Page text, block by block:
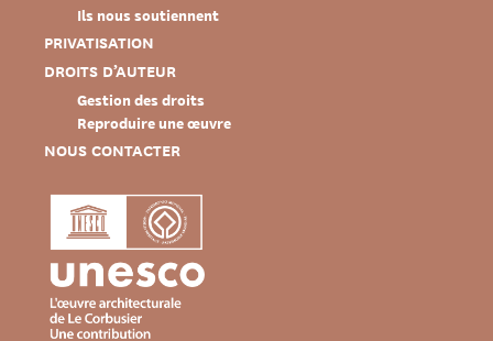
Ils nous soutiennent
PRIVATISATION
DROITS D’AUTEUR
Gestion des droits
Reproduire une œuvre
NOUS CONTACTER